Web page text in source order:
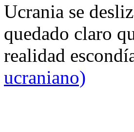
Ucrania se
quedado claro
realidad
ucraniano)